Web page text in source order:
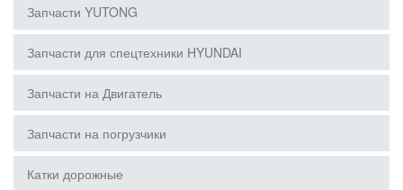
Запчасти YUTONG
Запчасти для спецтехники HYUNDAI
Запчасти на Двигатель
Запчасти на погрузчики
Катки дорожные